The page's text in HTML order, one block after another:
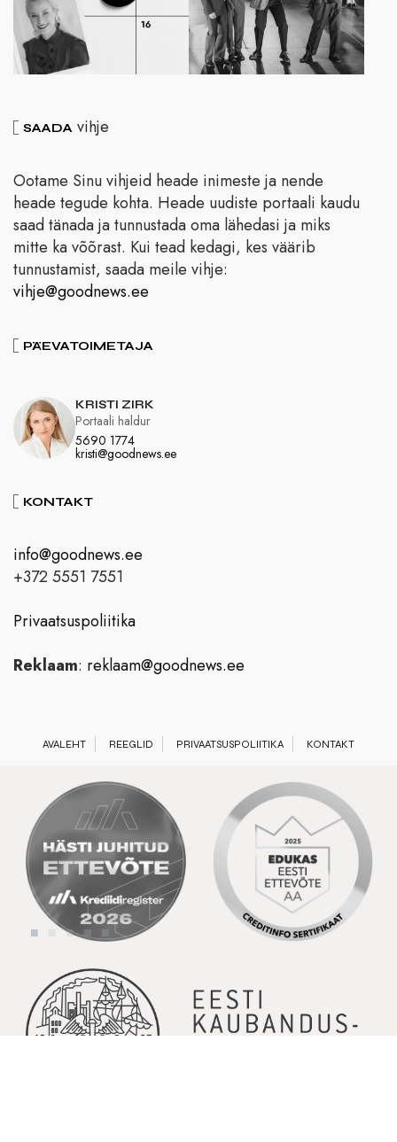
SAADA vihje
Ootame Sinu vihjeid heade inimeste ja nende
heade tegude kohta. Heade uudiste portaali kaudu
saad tänada ja tunnustada oma lähedasi ja miks
mitte ka võõrast. Kui tead kedagi, kes väärib
tunnustamist, saada meile vihje:
vihje@goodnews.ee
PÄEVATOIMETAJA
KRISTI ZIRK
5690 1774
kristi@goodnews.ee
Portaali haldur
KONTAKT
info@goodnews.ee
+372 5551 7551
Privaatsuspoliitika
Reklaam: reklaam@goodnews.ee
AVALEHT REEGLID PRIVAATSUSPOLIITIKA KONTAKT